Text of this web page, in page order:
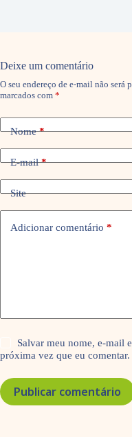
Deixe um comentário
O seu endereço de e-mail não será
marcados com *
Nome*
E-mail*
Site
Adicionar comentário *
Salvar meu nome, e-mail
próxima vez que eu comentar.
Publicar comentário